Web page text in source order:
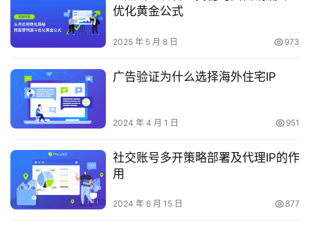
优化黄金公式
2025 年 5 月 8 日 973
广告验证为什么选择海外住宅IP
2024 年 4 月 1 日 951
社交账号多开策略部署及代理IP的作
用
2024 年 6 月 15 日 877